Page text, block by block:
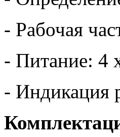
- Рабочая
- Питание: 4
- Индикация